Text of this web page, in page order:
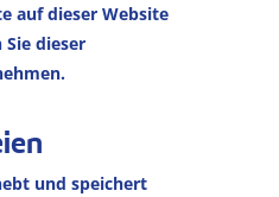
auf dieser Website
dieser
und speichert